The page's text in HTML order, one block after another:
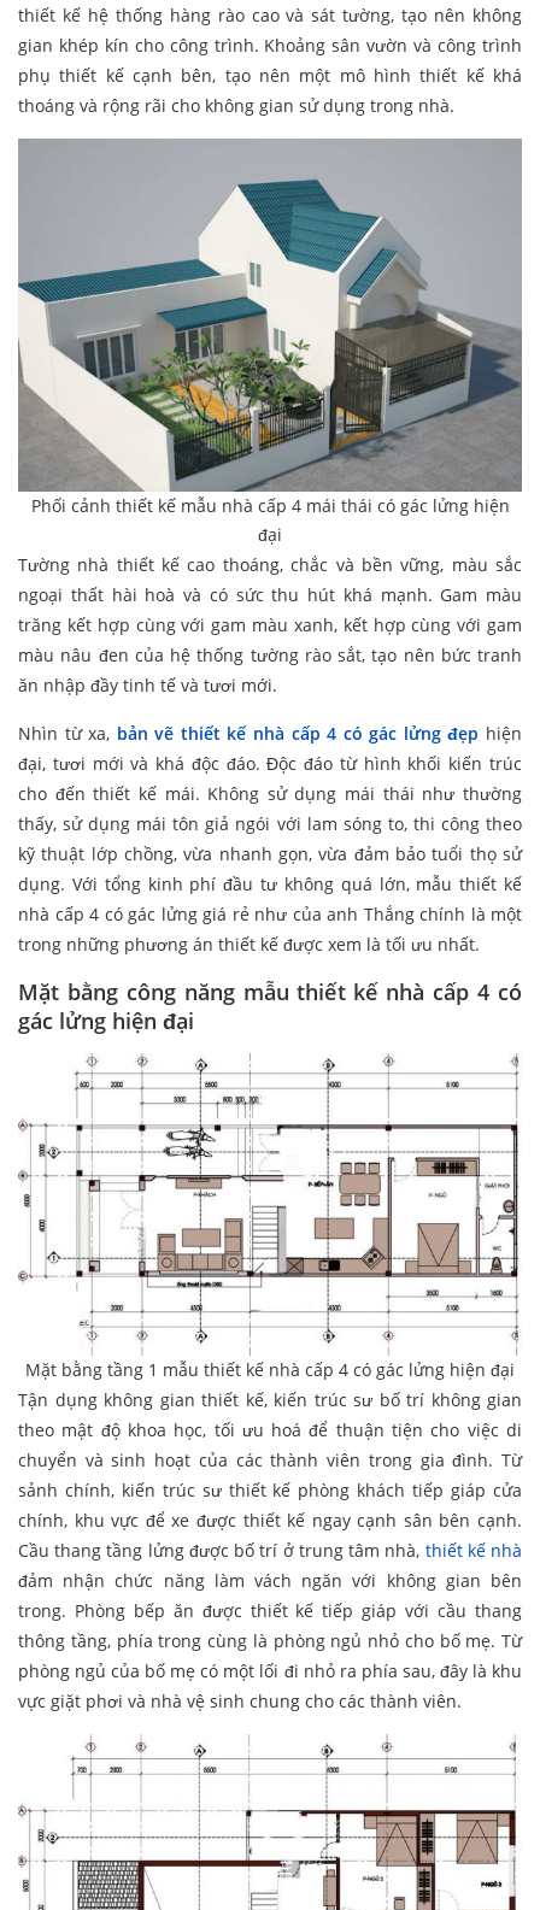
thiết kế hệ thống hàng rào cao và sát tường, tạo nên không
gian khép kín cho công trình. Khoảng sân vườn và công trình
phụ thiết kế cạnh bên, tạo nên một mô hình thiết kế khá
thoáng và rộng rãi cho không gian sử dụng trong nhà.
Phối cảnh thiết kế mẫu nhà cấp 4 mái thái có gác lửng hiện
đại
Tường nhà thiết kế cao thoáng, chắc và bền vững, màu sắc
ngoại thất hài hoà và có sức thu hút khá mạnh. Gam màu
trăng kết hợp cùng với gam màu xanh, kết hợp cùng với gam
màu nâu đen của hệ thống tường rào sắt, tạo nên bức tranh
ăn nhập đầy tinh tế và tươi mới.
Nhìn từ xa, bản vẽ thiết kế nhà cấp 4 có gác lửng đẹp hiện
đại, tươi mới và khá độc đáo. Độc đáo từ hình khối kiến trúc
cho đến thiết kế mái. Không sử dụng mái thái như thường
thấy, sử dụng mái tôn giả ngói với lam sóng to, thi công theo
kỹ thuật lớp chồng, vừa nhanh gọn, vừa đảm bảo tuổi thọ sử
dụng. Với tổng kinh phí đầu tư không quá lớn, mẫu thiết kế
nhà cấp 4 có gác lửng giá rẻ như của anh Thắng chính là một
trong những phương án thiết kế được xem là tối ưu nhất.
Mặt bằng công năng mẫu thiết kế nhà cấp 4 có
gác lửng hiện đại
Mặt bằng tầng 1 mẫu thiết kế nhà cấp 4 có gác lửng hiện đại
Tận dụng không gian thiết kế, kiến trúc sư bố trí không gian
theo mật độ khoa học, tối ưu hoá để thuận tiện cho việc di
chuyển và sinh hoạt của các thành viên trong gia đình. Từ
sảnh chính, kiến trúc sư thiết kế phòng khách tiếp giáp cửa
chính, khu vực để xe được thiết kế ngay cạnh sân bên cạnh.
Cầu thang tầng lửng được bố trí ở trung tâm nhà, thiết kế nhà
đảm nhận chức năng làm vách ngăn với không gian bên
trong. Phòng bếp ăn được thiết kế tiếp giáp với cầu thang
thông tầng, phía trong cùng là phòng ngủ nhỏ cho bố mẹ. Từ
phòng ngủ của bố mẹ có một lối đi nhỏ ra phía sau, đây là khu
vực giặt phơi và nhà vệ sinh chung cho các thành viên.